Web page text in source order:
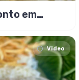
em
Video